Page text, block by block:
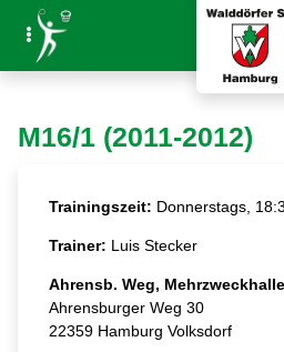
M16/1 (2011-2012)
Trainingszeit: Donnerstags,
Trainer: Luis Stecker
Ahrensb. Weg,
Ahrensburger Weg 30
22359 Hamburg Volksdorf